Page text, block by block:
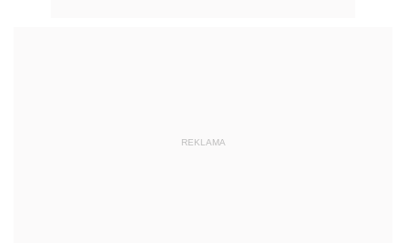
REKLAMA